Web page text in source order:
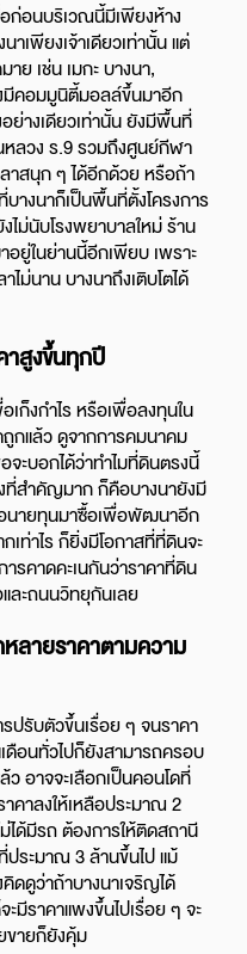
ก่อนบริเวณนี้มีเพียงห้าง
เพียงเจ้าเดียวเท่านั้น แต่
ย เช่น เมกะ บางนา,
มีคอมมูนิตี้มอลล์ขึ้นมาอีก
ย่างเดียวเท่านั้น ยังมีพื้นที่
ลวง ร.9 รวมถึงศูนย์กีฬา
ลาสนุก ๆ ได้อีกด้วย หรือถ้า
างนาก็เป็นพื้นที่ตั้งโครงการ
ม่นับโรงพยาบาลใหม่ ร้าน
อยู่ในย่านนี้อีกเพียบ เพราะ
ไม่นาน บางนาถึงเติบโตได้
าสูงขึ้นทุกปี
เก็งกำไร หรือเพื่อลงทุนใน
แล้ว ดูจากการคมนาคม
ะบอกได้ว่าทำไมที่ดินตรงนี้
สำคัญมาก ก็คือบางนายังมี
นายทุนมาซื้อเพื่อพัฒนาอีก
ท่าไร ก็ยิ่งมีโอกาสที่ที่ดินจะ
รคาดคะเนกันว่าราคาที่ดิน
ละถนนวิทยุกันเลย
ลายราคาตามความ
ปรับตัวขึ้นเรื่อย ๆ จนราคา
ดือนทั่วไปก็ยังสามารถครอบ
อาจจะเลือกเป็นคอนโดที่
คาลงให้เหลือประมาณ 2
ได้มีรถ ต้องการให้ติดสถานี
ระมาณ 3 ล้านขึ้นไป แม้
ดดูว่าถ้าบางนาเจริญได้
ราคาแพงขึ้นไปเรื่อย ๆ จะ
ขายก็ยังคุ้ม